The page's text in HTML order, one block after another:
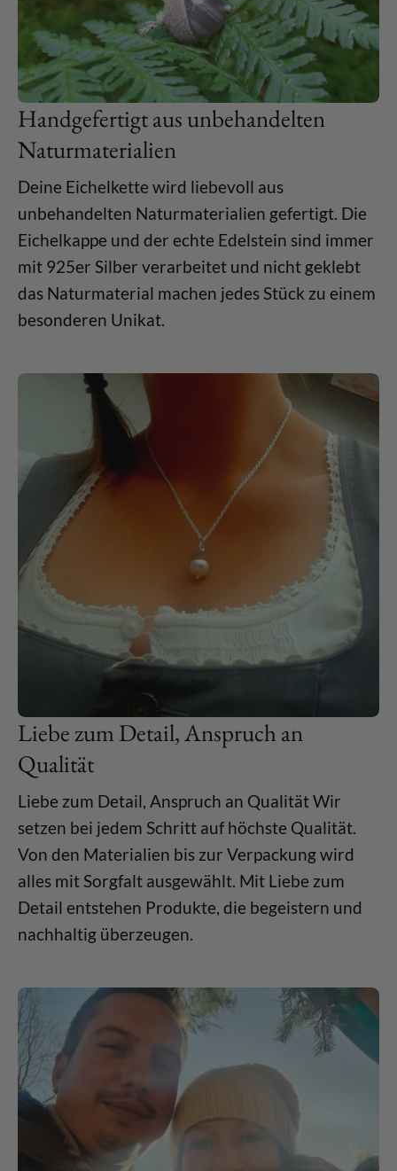
Handgefertigt aus unbehandelten
Naturmaterialien
Deine Eichelkette wird liebevoll aus
unbehandelten Naturmaterialien gefertigt. Die
Eichelkappe und der echte Edelstein sind immer
mit 925er Silber verarbeitet und nicht geklebt
das Naturmaterial machen jedes Stück zu einem
besonderen Unikat.
Liebe zum Detail, Anspruch an
Qualität
Liebe zum Detail, Anspruch an Qualität Wir
setzen bei jedem Schritt auf höchste Qualität.
Von den Materialien bis zur Verpackung wird
alles mit Sorgfalt ausgewählt. Mit Liebe zum
Detail entstehen Produkte, die begeistern und
nachhaltig überzeugen.